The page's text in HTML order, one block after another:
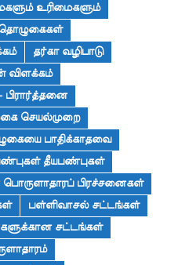
உரிமைகளும்
தர்கா வழிபாடு
விளக்கம்
பிரார்த்தனை
செயல்முறை
பாதிக்காதவை
தீயபண்புகள்
பிரச்சனைகள்
பள்ளிவாசல் சட்டங்கள்
சட்டங்கள்